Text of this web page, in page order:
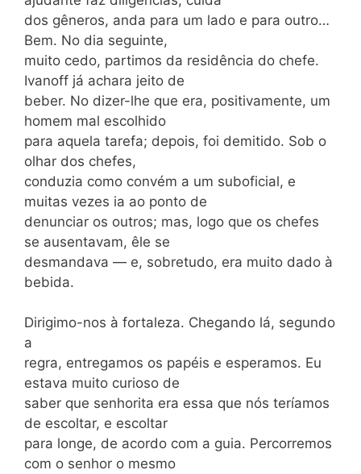
dos gêneros, anda para um lado e para outro…
Bem. No dia seguinte,
muito cedo, partimos da residência do chefe.
Ivanoff já achara jeito de
beber. No dizer-lhe que era, positivamente, um
homem mal escolhido
para aquela tarefa; depois, foi demitido. Sob o
olhar dos chefes,
conduzia como convém a um suboficial, e
muitas vezes ia ao ponto de
denunciar os outros; mas, logo que os chefes
se ausentavam, êle se
desmandava — e, sobretudo, era muito dado à
bebida.
Dirigimo-nos à fortaleza. Chegando lá, segundo
a
regra, entregamos os papéis e esperamos. Eu
estava muito curioso de
saber que senhorita era essa que nós teríamos
de escoltar, e escoltar
para longe, de acordo com a guia. Percorremos
com o senhor o mesmo